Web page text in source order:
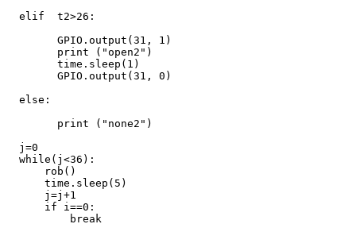
  elif  t2>26:
        GPIO.output(31, 1)
        print ("open2")
        time.sleep(1)
        GPIO.output(31, 0)
  else:
        print ("none2")
  j=0
  while(j<36):
      rob()
      time.sleep(5)
      j=j+1
      if i==0: